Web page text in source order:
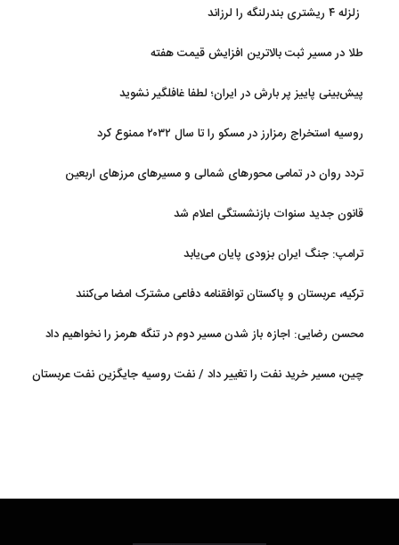
زلزله ۴ ریشتری بندرلنگه را لرزاند
طلا در مسیر ثبت بالاترین افزایش قیمت هفته
پیش‌بینی پاییز پر بارش در ایران؛ لطفا غافلگیر نشوید
روسیه استخراج رمزارز در مسکو را تا سال ۲۰۳۲ ممنوع کرد
تردد روان در تمامی محورهای شمالی و مسیرهای مرزهای اربعین
قانون جدید سنوات بازنشستگی اعلام شد
ترامپ: جنگ ایران بزودی پایان می‌یابد
ترکیه، عربستان و پاکستان توافقنامه دفاعی مشترک امضا می‌کنند
محسن رضایی: اجازه باز شدن مسیر دوم در تنگه هرمز را نخواهیم داد
چین، مسیر خرید نفت را تغییر داد / نفت روسیه جایگزین نفت عربستان